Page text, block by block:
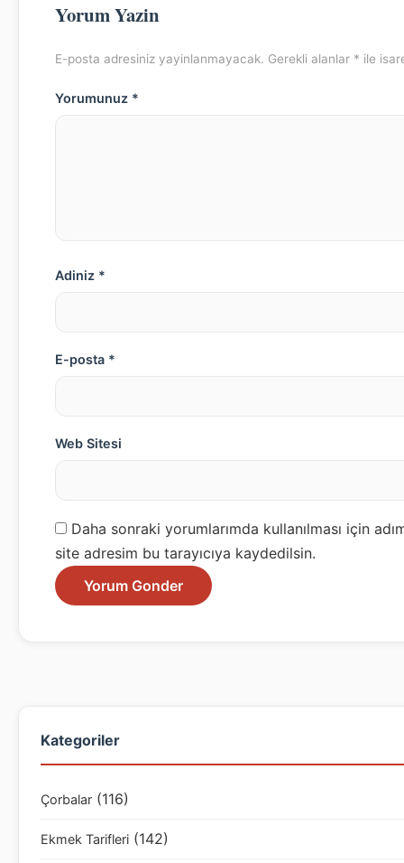
Yorum Yazin
E-posta adresiniz yayinlanmayacak. Gerekli alanlar * ile
Yorumunuz *
Adiniz *
E-posta *
Web Sitesi
Daha sonraki yorumlarımda kullanılması için
site adresim bu tarayıcıya kaydedilsin.
Kategoriler
Çorbalar (116)
Ekmek Tarifleri (142)